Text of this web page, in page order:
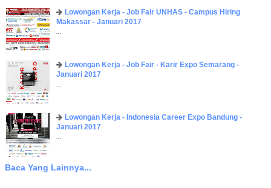
Lowongan Kerja - Job Fair UNHAS - Campus Hiring
Makassar - Januari 2017
...
Lowongan Kerja - Job Fair - Karir Expo Semarang -
Januari 2017
...
Lowongan Kerja - Indonesia Career Expo Bandung -
Januari 2017
...
Baca Yang Lainnya...